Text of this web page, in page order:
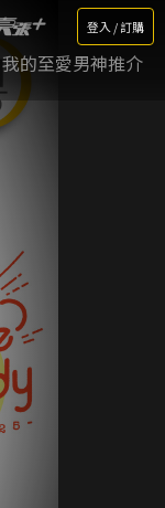
登入 / 訂購
我的至愛男神推介